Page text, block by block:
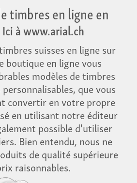
timbres en ligne en
à www.arial.ch
suisses en ligne sur
boutique en ligne vous
modèles de timbres
que vous
convertir en votre propre
en utilisant notre éditeur
possible d'utiliser
Bien entendu, nous ne
de qualité supérieure
raisonnables.